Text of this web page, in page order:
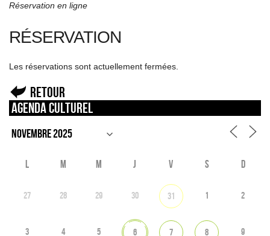
Réservation en ligne
RÉSERVATION
Les réservations sont actuellement fermées.
Retour
Agenda culturel
L M M J V S D
27 28 29 30 31 1 2
3 4 5 6 7 8 9